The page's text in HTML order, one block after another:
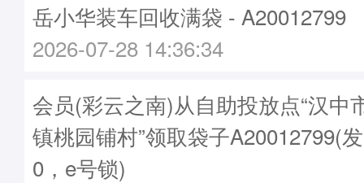
岳小华装车回收满袋 - A20012799
2026-07-28 14:36:34
会员(彩云之南)从自助投放点“汉中
镇桃园铺村”领取袋子A20012799(
0，e号锁)